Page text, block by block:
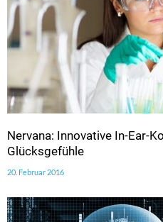
Nervana: Innovative In-Ear-
Glücksgefühle
20. Februar 2016